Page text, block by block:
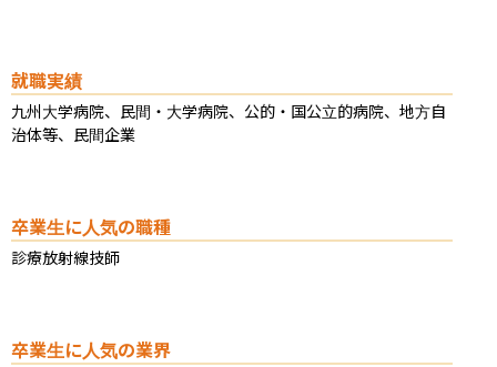
就職実績
九州大学病院、民間・大学病院、公的・国公立的病院、地方自
治体等、民間企業
卒業生に人気の職種
診療放射線技師
卒業生に人気の業界